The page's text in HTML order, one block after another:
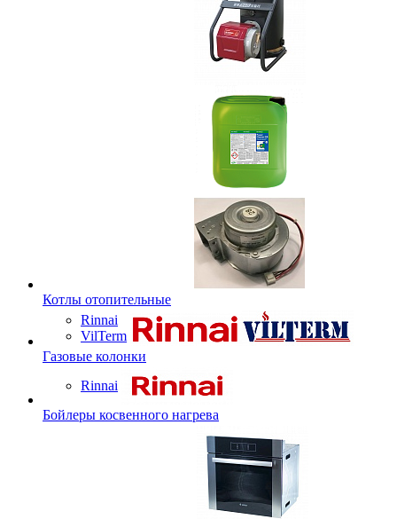
Котлы отопительные
Rinnai
VilTerm
Газовые колонки
Rinnai
Бойлеры косвенного нагрева